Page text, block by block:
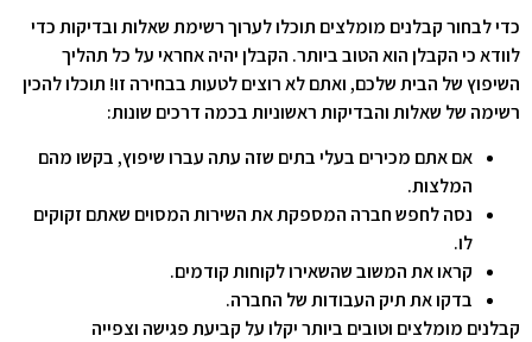
כדי לבחור קבלנים מומלצים תוכלו לערוך רשימת שאלות ובדיקות כדי
לוודא כי הקבלן הוא הטוב ביותר. הקבלן יהיה אחראי על כל תהליך
השיפוץ של הבית שלכם, ואתם לא רוצים לטעות בבחירה זו! תוכלו להכין
רשימה של שאלות והבדיקות ראשוניות בכמה דרכים שונות:
אם אתם מכירים בעלי בתים שזה עתה עברו שיפוץ, בקשו מהם
המלצות.
נסה לחפש חברה המספקת את השירות המסוים שאתם זקוקים
לו.
קראו את המשוב שהשאירו לקוחות קודמים.
בדקו את תיק העבודות של החברה.
קבלנים מומלצים וטובים ביותר יקלו על קביעת פגישה וצפייה